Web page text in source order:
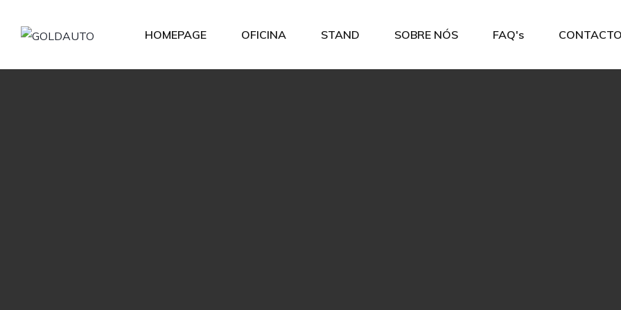
HOMEPAGE OFICINA STAND SOBRE NÓS FAQ's